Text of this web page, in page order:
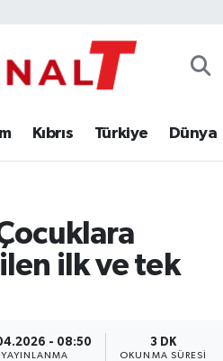
Kıbrıs Türkiye Dünya
ilk ve tek
- 08:50
YAYINLANMA
3 DK
OKUNMA SÜRESI